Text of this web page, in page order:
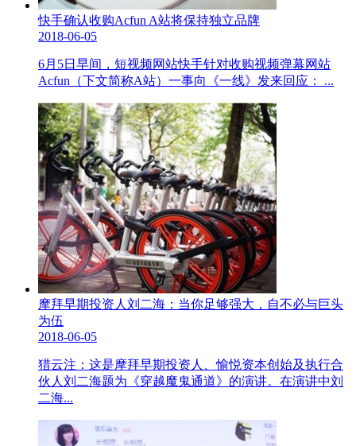
快手确认收购Acfun A站将保持独立品牌
2018-06-05
6月5日早间，短视频网站快手针对收购视频弹幕网站
Acfun（下文简称A站）一事向《一线》发来回应： ...
摩拜早期投资人刘二海：当你足够强大，自不必与巨头
为伍
2018-06-05
猎云注：这是摩拜早期投资人、愉悦资本创始及执行合
伙人刘二海题为《穿越魔鬼通道》的演讲。在演讲中刘
二海...